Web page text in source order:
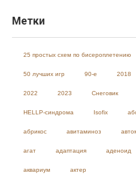
Метки
25 простых схем по бисероплетению
50 лучших игр 90-е 2018
2022 2023 Cнеговик
HELLP-синдрома Isofix
абрикос авитаминоз
агат адаптация аденоид
аквариум актер